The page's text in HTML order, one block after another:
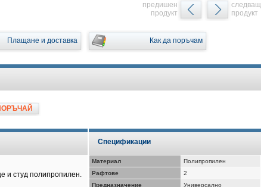
следващ
продукт
предишен
продукт
Плащане и доставка Как да поръчам
и студ полипропилен.
Спецификации
Материал
Полипропилен
Рафтове
2
Предназначение
Универсално